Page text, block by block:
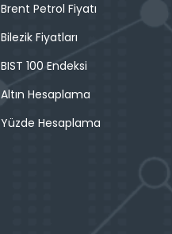
Brent Petrol Fiyatı
Bilezik Fiyatları
BIST 100 Endeksi
Altın Hesaplama
Yüzde Hesaplama